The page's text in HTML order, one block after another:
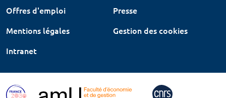
Offres d'emploi
Presse
Mentions légales
Gestion des cookies
Intranet